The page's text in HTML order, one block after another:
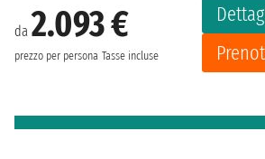
da 2.093 €
prezzo per persona Tasse incluse